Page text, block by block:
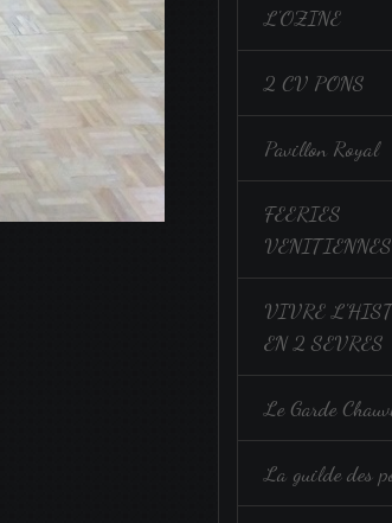
L'OZINE
2 CV PONS
Pavillon Royal
FEERIES
VENITIENNES
VIVRE
EN 2 SEVRES
Le Garde
La guilde des